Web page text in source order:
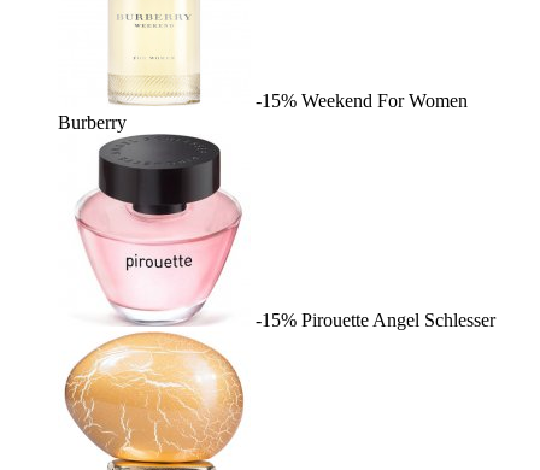
-15% Weekend For Women
Burberry
-15% Pirouette Angel Schlesser